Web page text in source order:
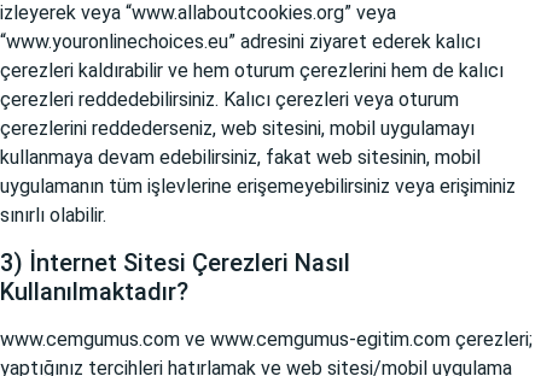
izleyerek veya “www.allaboutcookies.org” veya
“www.youronlinechoices.eu” adresini ziyaret ederek kalıcı
çerezleri kaldırabilir ve hem oturum çerezlerini hem de kalıcı
çerezleri reddedebilirsiniz. Kalıcı çerezleri veya oturum
çerezlerini reddederseniz, web sitesini, mobil uygulamayı
kullanmaya devam edebilirsiniz, fakat web sitesinin, mobil
uygulamanın tüm işlevlerine erişemeyebilirsiniz veya erişiminiz
sınırlı olabilir.
3) İnternet Sitesi Çerezleri Nasıl
Kullanılmaktadır?
www.cemgumus.com ve www.cemgumus-egitim.com çerezleri;
yaptığınız tercihleri hatırlamak ve web sitesi/mobil uygulama